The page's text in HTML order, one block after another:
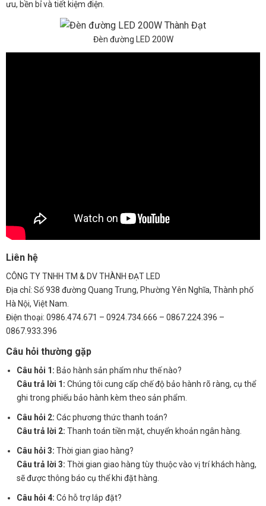
ưu, bền bỉ và tiết kiệm điện.
Đèn đường LED 200W
Liên hệ
CÔNG TY TNHH TM & DV THÀNH ĐẠT LED
Địa chỉ: Số 938 đường Quang Trung, Phường Yên Nghĩa, Thành phố
Hà Nội, Việt Nam.
Điện thoại: 0986.474.671 – 0924.734.666 – 0867.224.396 –
0867.933.396
Câu hỏi thường gặp
Câu hỏi 1: Bảo hành sản phẩm như thế nào?
Câu trả lời 1: Chúng tôi cung cấp chế độ bảo hành rõ ràng, cụ thể
ghi trong phiếu bảo hành kèm theo sản phẩm.
Câu hỏi 2: Các phương thức thanh toán?
Câu trả lời 2: Thanh toán tiền mặt, chuyển khoản ngân hàng.
Câu hỏi 3: Thời gian giao hàng?
Câu trả lời 3: Thời gian giao hàng tùy thuộc vào vị trí khách hàng,
sẽ được thông báo cụ thể khi đặt hàng.
Câu hỏi 4: Có hỗ trợ lắp đặt?